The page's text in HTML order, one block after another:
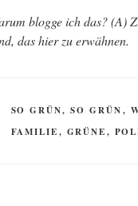
blog­ge ich das? (A)
das hier zu erwähnen.
KATEGORIEN
SO GRÜN, SO GRÜN,
SCHLAGWÖRTER
FAMILIE, GRÜNE,